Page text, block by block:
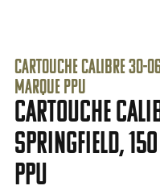
cartouche calibre 30-
marque PPU
cartouche
Springfield,
PPU